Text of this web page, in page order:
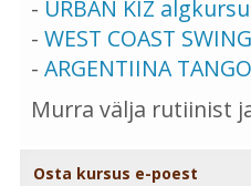
- URBAN KIZ
- WEST COAST
- ARGENTIINA
Murra välja rutiinist
Osta kursus e-poest